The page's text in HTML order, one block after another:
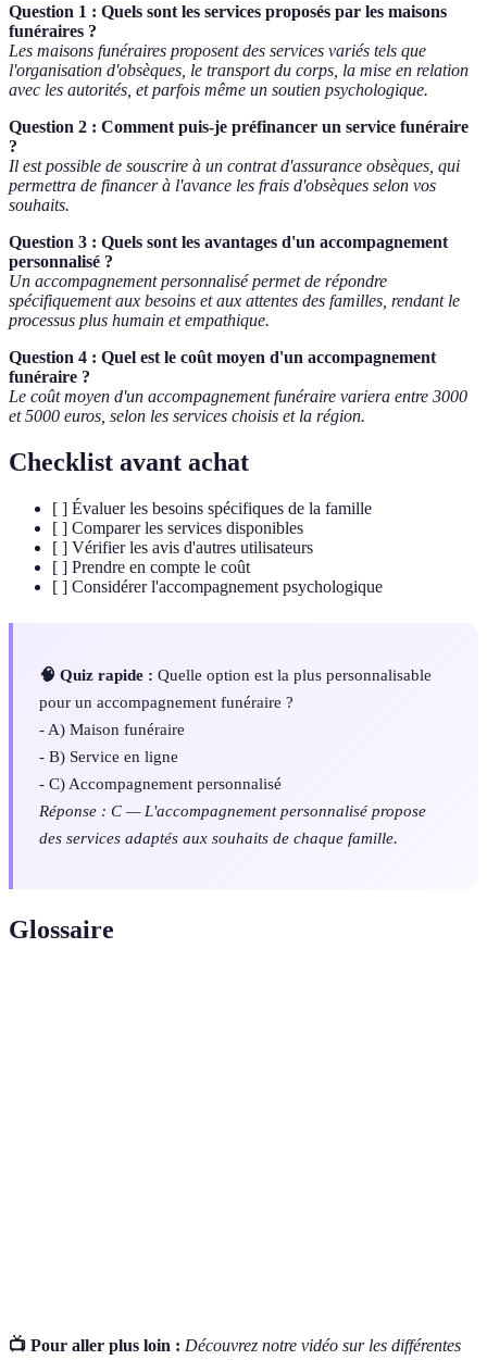
Question 1 : Quels sont les services proposés par les maisons
funéraires ?
Les maisons funéraires proposent des services variés tels que
l'organisation d'obsèques, le transport du corps, la mise en relation
avec les autorités, et parfois même un soutien psychologique.
Question 2 : Comment puis-je préfinancer un service funéraire
?
Il est possible de souscrire à un contrat d'assurance obsèques, qui
permettra de financer à l'avance les frais d'obsèques selon vos
souhaits.
Question 3 : Quels sont les avantages d'un accompagnement
personnalisé ?
Un accompagnement personnalisé permet de répondre
spécifiquement aux besoins et aux attentes des familles, rendant le
processus plus humain et empathique.
Question 4 : Quel est le coût moyen d'un accompagnement
funéraire ?
Le coût moyen d'un accompagnement funéraire variera entre 3000
et 5000 euros, selon les services choisis et la région.
Checklist avant achat
[ ] Évaluer les besoins spécifiques de la famille
[ ] Comparer les services disponibles
[ ] Vérifier les avis d'autres utilisateurs
[ ] Prendre en compte le coût
[ ] Considérer l'accompagnement psychologique
🧠 Quiz rapide : Quelle option est la plus personnalisable
pour un accompagnement funéraire ?
- A) Maison funéraire
- B) Service en ligne
- C) Accompagnement personnalisé
Réponse : C — L'accompagnement personnalisé propose
des services adaptés aux souhaits de chaque famille.
Glossaire
📺 Pour aller plus loin : Découvrez notre vidéo sur les différentes